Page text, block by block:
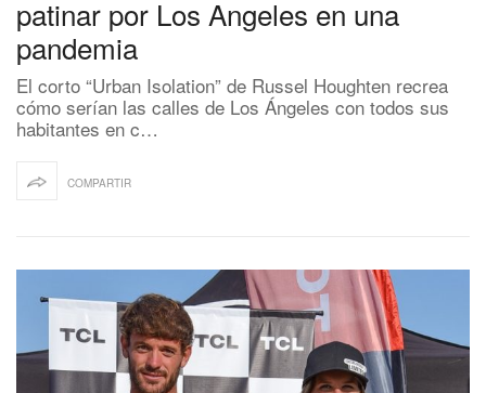
patinar por Los Angeles en una
pandemia
El corto “Urban Isolation” de Russel Houghten recrea
cómo serían las calles de Los Ángeles con todos sus
habitantes en c…
COMPARTIR